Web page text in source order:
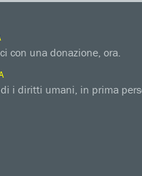
con una donazione, ora.
i diritti umani, in prima